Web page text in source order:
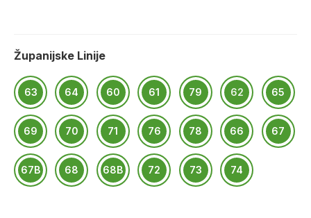
Županijske Linije
63 64 60 61 79 62 65
69 70 71 76 78 66 67
67B 68 68B 72 73 74